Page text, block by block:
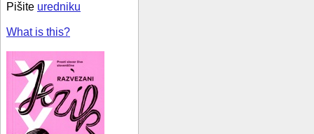
Pišite uredniku
What is this?